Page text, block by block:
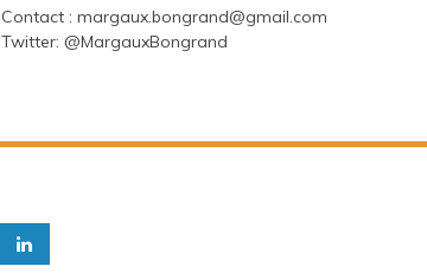
Contact : margaux.bongrand@gmail.com
Twitter: @MargauxBongrand